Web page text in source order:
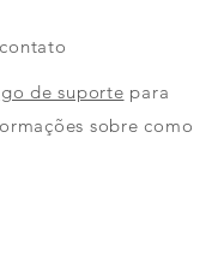
de suporte para
sobre como